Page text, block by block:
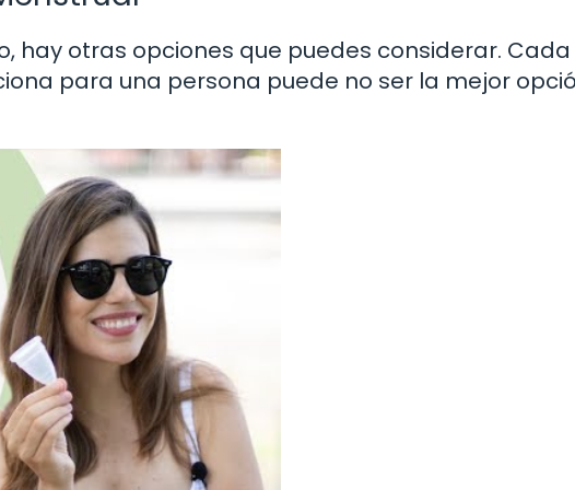
hay otras opciones que puedes considerar. Cada
para una persona puede no ser la mejor